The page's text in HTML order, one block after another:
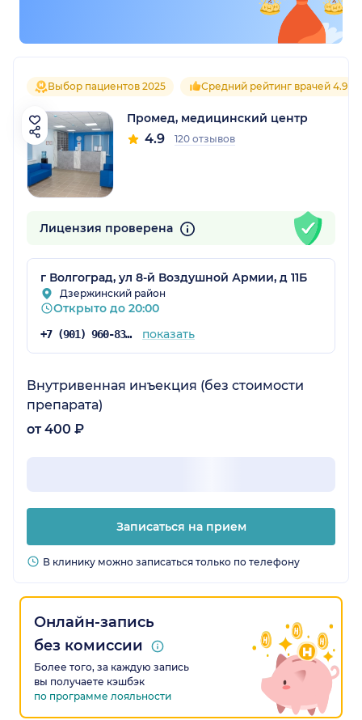
Выбор пациентов 2025 Средний рейтинг врачей 4.9
Промед, медицинский центр
4.9 120 отзывов
Лицензия проверена
г Волгоград, ул 8-й Воздушной Армии, д 11Б
Дзержинский район
Открыто до 20:00
+7 (901) 960-83-65 показать
Внутривенная инъекция (без стоимости
препарата)
от 400 ₽
Записаться на прием
В клинику можно записаться только по телефону
Онлайн-запись
без комиссии
Более того, за каждую запись
вы получаете кэшбэк
по программе лояльности